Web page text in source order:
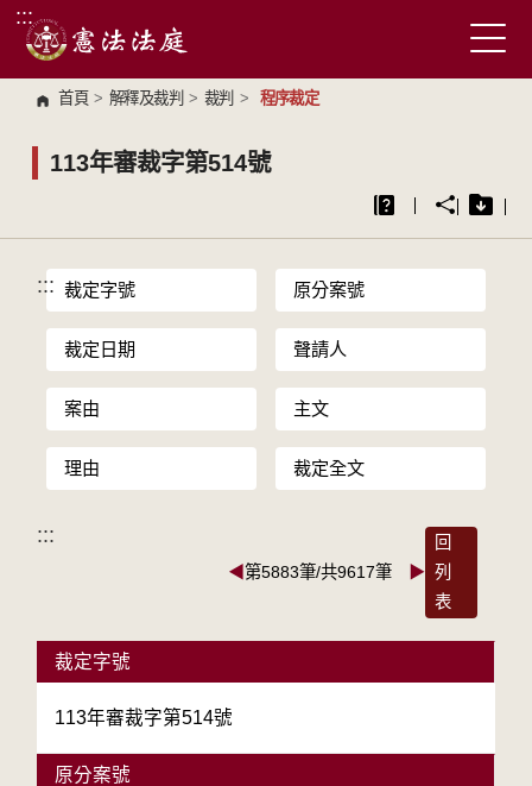
跳到主要內容區塊
:::
首頁 > 解釋及裁判 > 裁判 > 程序裁定
113年審裁字第514號
::: 裁定字號 原分案號
裁定日期 聲請人
案由 主文
理由 裁定全文
:::
◀第5883筆/共9617筆 ▶
回
列
表
裁定字號
113年審裁字第514號
原分案號